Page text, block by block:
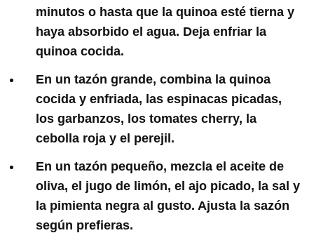
minutos o hasta que la quinoa esté tierna y
haya absorbido el agua. Deja enfriar la
quinoa cocida.
En un tazón grande, combina la quinoa
cocida y enfriada, las espinacas picadas,
los garbanzos, los tomates cherry, la
cebolla roja y el perejil.
En un tazón pequeño, mezcla el aceite de
oliva, el jugo de limón, el ajo picado, la sal y
la pimienta negra al gusto. Ajusta la sazón
según prefieras.